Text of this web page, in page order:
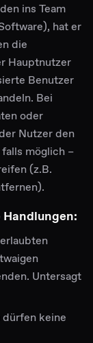
ins Team
hat er
die
Hauptnutzer
Benutzer
Bei
oder
Nutzer den
möglich –
(z.B.
Untersagt
keine